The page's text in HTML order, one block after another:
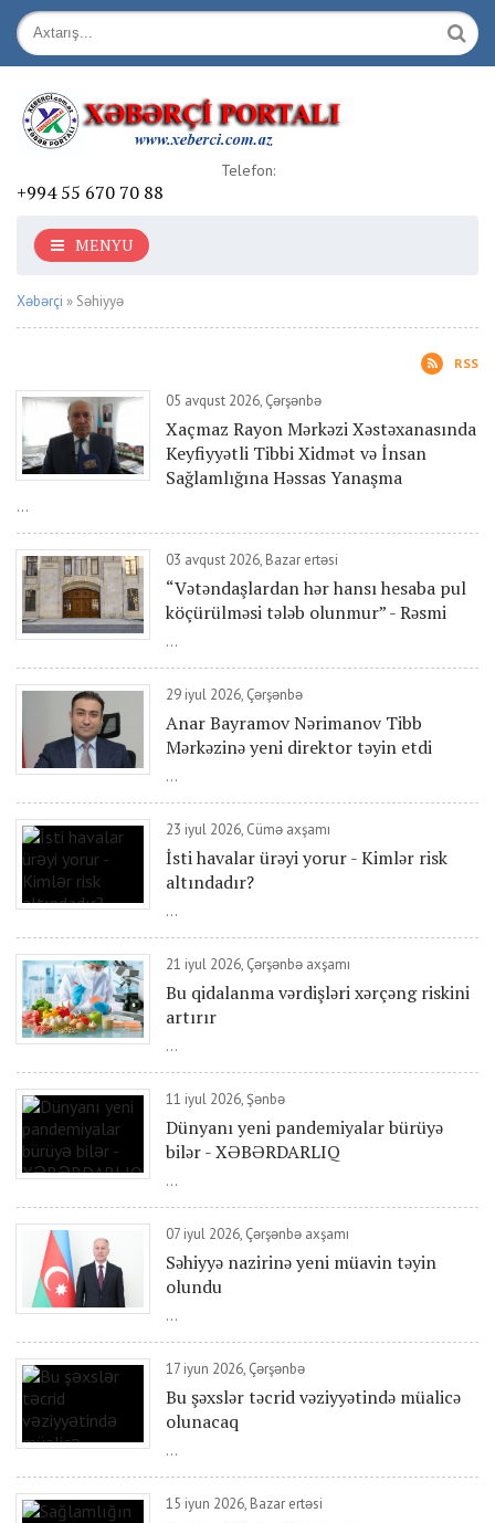
Telefon:
+994 55 670 70 88
MENYU
Xəbərçi » Səhiyyə
RSS
05 avqust 2026, Çərşənbə
Xaçmaz Rayon Mərkəzi Xəstəxanasında
Keyfiyyətli Tibbi Xidmət və İnsan
Sağlamlığına Həssas Yanaşma
...
03 avqust 2026, Bazar ertəsi
“Vətəndaşlardan hər hansı hesaba pul
köçürülməsi tələb olunmur” - Rəsmi
...
29 iyul 2026, Çərşənbə
Anar Bayramov Nərimanov Tibb
Mərkəzinə yeni direktor təyin etdi
...
23 iyul 2026, Cümə axşamı
İsti havalar ürəyi yorur - Kimlər risk
altındadır?
...
21 iyul 2026, Çərşənbə axşamı
Bu qidalanma vərdişləri xərçəng riskini
artırır
...
11 iyul 2026, Şənbə
Dünyanı yeni pandemiyalar bürüyə
bilər - XƏBƏRDARLIQ
...
07 iyul 2026, Çərşənbə axşamı
Səhiyyə nazirinə yeni müavin təyin
olundu
...
17 iyun 2026, Çərşənbə
Bu şəxslər təcrid vəziyyətində müalicə
olunacaq
...
15 iyun 2026, Bazar ertəsi